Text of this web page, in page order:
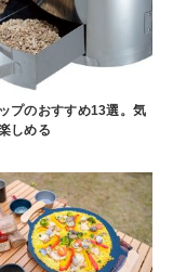
プのおすすめ13選。気
しめる